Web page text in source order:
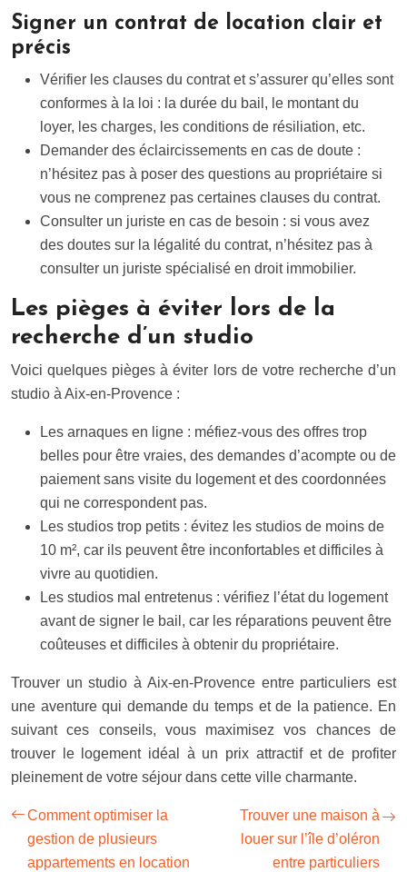
Signer un contrat de location clair et
précis
Vérifier les clauses du contrat et s’assurer qu’elles sont
conformes à la loi : la durée du bail, le montant du
loyer, les charges, les conditions de résiliation, etc.
Demander des éclaircissements en cas de doute :
n’hésitez pas à poser des questions au propriétaire si
vous ne comprenez pas certaines clauses du contrat.
Consulter un juriste en cas de besoin : si vous avez
des doutes sur la légalité du contrat, n’hésitez pas à
consulter un juriste spécialisé en droit immobilier.
Les pièges à éviter lors de la
recherche d’un studio
Voici quelques pièges à éviter lors de votre recherche d’un
studio à Aix-en-Provence :
Les arnaques en ligne : méfiez-vous des offres trop
belles pour être vraies, des demandes d’acompte ou de
paiement sans visite du logement et des coordonnées
qui ne correspondent pas.
Les studios trop petits : évitez les studios de moins de
10 m², car ils peuvent être inconfortables et difficiles à
vivre au quotidien.
Les studios mal entretenus : vérifiez l’état du logement
avant de signer le bail, car les réparations peuvent être
coûteuses et difficiles à obtenir du propriétaire.
Trouver un studio à Aix-en-Provence entre particuliers est
une aventure qui demande du temps et de la patience. En
suivant ces conseils, vous maximisez vos chances de
trouver le logement idéal à un prix attractif et de profiter
pleinement de votre séjour dans cette ville charmante.
Comment optimiser la
gestion de plusieurs
appartements en location
Trouver une maison à
louer sur l’île d’oléron
entre particuliers